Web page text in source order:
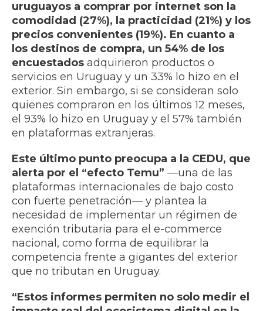
uruguayos a comprar por internet son la
comodidad (27%), la practicidad (21%) y los
precios convenientes (19%). En cuanto a
los destinos de compra, un 54% de los
encuestados adquirieron productos o
servicios en Uruguay y un 33% lo hizo en el
exterior. Sin embargo, si se consideran solo
quienes compraron en los últimos 12 meses,
el 93% lo hizo en Uruguay y el 57% también
en plataformas extranjeras.
Este último punto preocupa a la CEDU, que
alerta por el “efecto Temu” —una de las
plataformas internacionales de bajo costo
con fuerte penetración— y plantea la
necesidad de implementar un régimen de
exención tributaria para el e-commerce
nacional, como forma de equilibrar la
competencia frente a gigantes del exterior
que no tributan en Uruguay.
“Estos informes permiten no solo medir el